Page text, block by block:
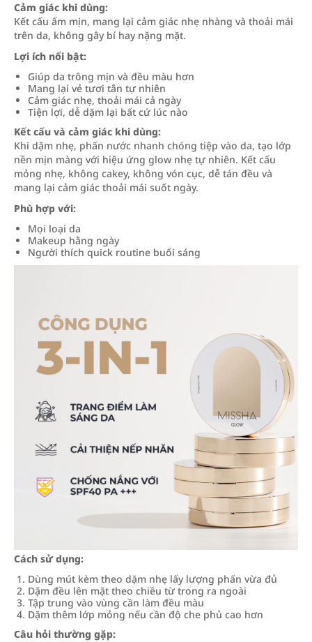
Cảm giác khi dùng:
Kết cấu ẩm mịn, mang lại cảm giác nhẹ nhàng và thoải mái
trên da, không gây bí hay nặng mặt.
Lợi ích nổi bật:
Giúp da trông mịn và đều màu hơn
Mang lại vẻ tươi tắn tự nhiên
Cảm giác nhẹ, thoải mái cả ngày
Tiện lợi, dễ dặm lại bất cứ lúc nào
Kết cấu và cảm giác khi dùng:
Khi dặm nhẹ, phấn nước nhanh chóng tiệp vào da, tạo lớp
nền mịn màng với hiệu ứng glow nhẹ tự nhiên. Kết cấu
mỏng nhẹ, không cakey, không vón cục, dễ tán đều và
mang lại cảm giác thoải mái suốt ngày.
Phù hợp với:
Mọi loại da
Makeup hằng ngày
Người thích quick routine buổi sáng
Cách sử dụng:
Dùng mút kèm theo dặm nhẹ lấy lượng phấn vừa đủ
Dặm đều lên mặt theo chiều từ trong ra ngoài
Tập trung vào vùng cần làm đều màu
Dặm thêm lớp mỏng nếu cần độ che phủ cao hơn
Câu hỏi thường gặp: